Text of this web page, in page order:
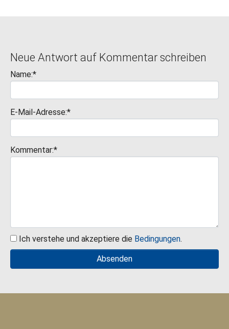
Neue Antwort auf Kommentar schreiben
Name:*
E-Mail-Adresse:*
Kommentar:*
Ich verstehe und akzeptiere die Bedingungen.